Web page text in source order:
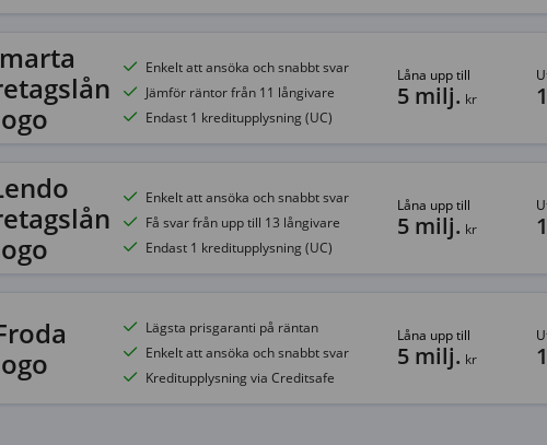
Enkelt att ansöka och snabbt svar
Jämför räntor från 11 långivare
Endast 1 kreditupplysning (UC)
Låna upp till
5 milj. kr
Enkelt att ansöka och snabbt svar
Få svar från upp till 13 långivare
Endast 1 kreditupplysning (UC)
Låna upp till
5 milj. kr
Lägsta prisgaranti på räntan
Enkelt att ansöka och snabbt svar
Kreditupplysning via Creditsafe
Låna upp till
5 milj. kr